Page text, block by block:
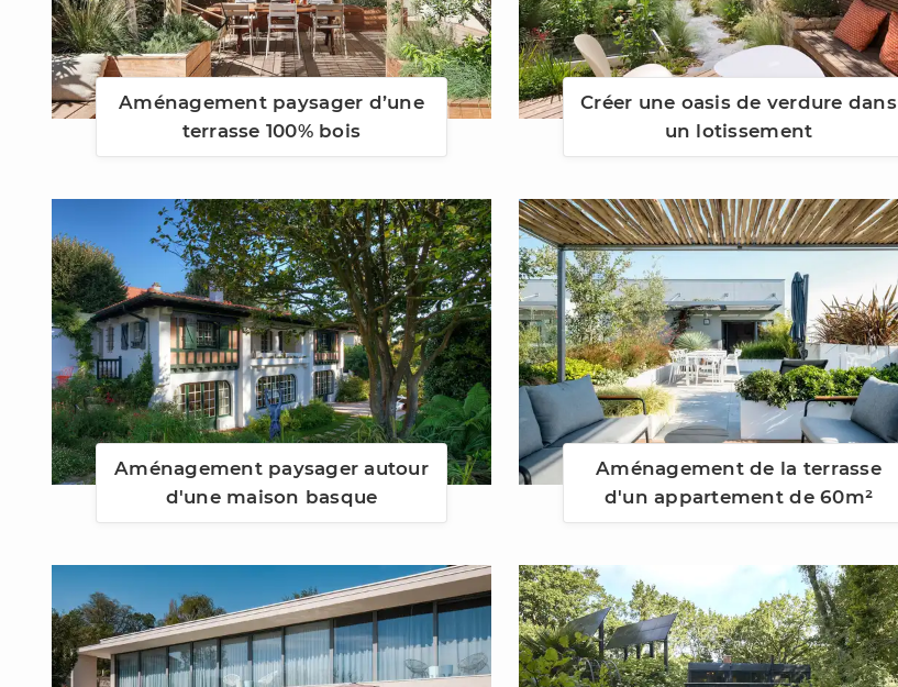
Aménagement paysager d’une
terrasse 100% bois
Créer une oasis de verdure dans
un lotissement
Aménagement paysager autour
d'une maison basque
Aménagement de la terrasse
d'un appartement de 60m²